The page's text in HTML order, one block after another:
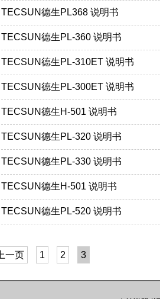
TECSUN德生PL368 说明书
TECSUN德生PL-360 说明书
TECSUN德生PL-310ET 说明书
TECSUN德生PL-300ET 说明书
TECSUN德生H-501 说明书
TECSUN德生PL-320 说明书
TECSUN德生PL-330 说明书
TECSUN德生H-501 说明书
TECSUN德生PL-520 说明书
上一页 1 2 3